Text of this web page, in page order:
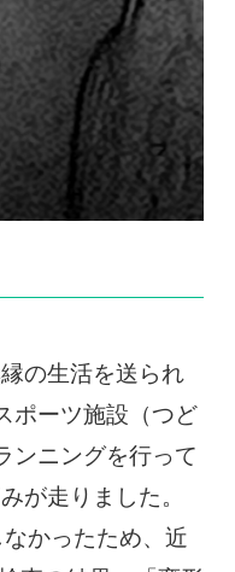
の生活を送られ
ポーツ施設（つど
ンニングを行って
が走りました。
かったため、近